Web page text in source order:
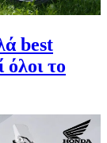
best
το